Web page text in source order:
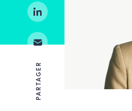
PARTAGER